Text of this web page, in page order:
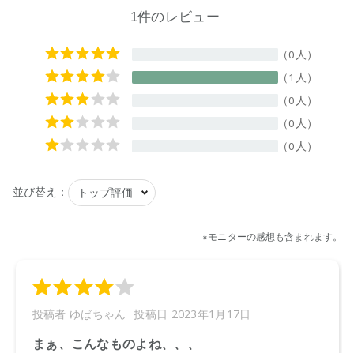
テルナトリウム、アルキルアミンオキシド）、pH調整剤、増
粘剤、香料
【原産国】
ニュージーランド
【メーカー品番】
9420015011067
●パッケージはリニューアル等の理由により、写真と異なる場
合がございます。
●パッケージのリニューアル等の理由により、成分・処方が記
●予告なくパッケージ仕様が変更になる場合がございます。